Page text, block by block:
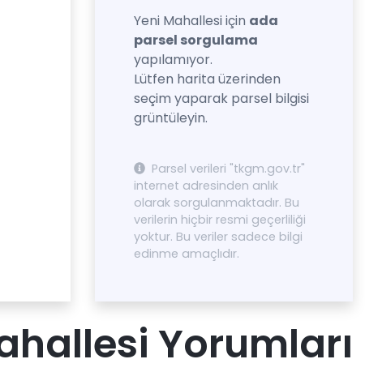
Yeni Mahallesi için ada
parsel sorgulama
yapılamıyor.
Lütfen harita üzerinden
seçim yaparak parsel bilgisi
grüntüleyin.
Parsel verileri "tkgm.gov.tr"
internet adresinden anlık
olarak sorgulanmaktadır. Bu
verilerin hiçbir resmi geçerliliği
yoktur. Bu veriler sadece bilgi
edinme amaçlıdır.
Yorumları